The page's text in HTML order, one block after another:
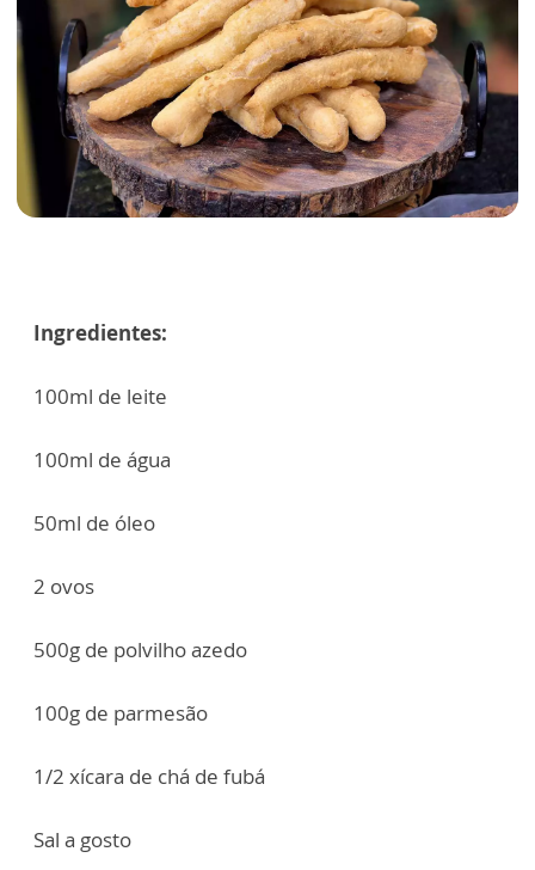
Ingredientes:
100ml de leite
100ml de água
50ml de óleo
2 ovos
500g de polvilho azedo
100g de parmesão
1/2 xícara de chá de fubá
Sal a gosto